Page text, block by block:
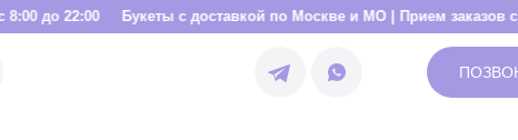
Букеты с доставкой по Москве и МО | Прием заказов с 8:00 до 22:00